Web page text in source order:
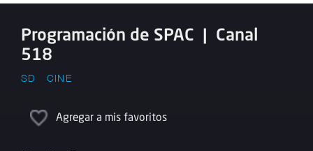
Programación de SPAC | Canal
518
SD CINE
Agregar a mis favoritos